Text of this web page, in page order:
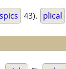
43). plical